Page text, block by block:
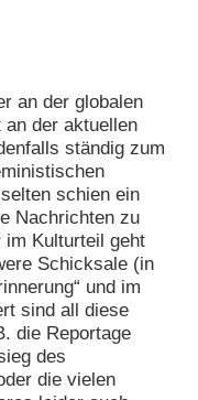
an der globalen
an der aktuellen
ständig zum
schien ein
Nachrichten zu
im Kulturteil geht
Schicksale (in
und im
sind all diese
die Reportage
des
die vielen